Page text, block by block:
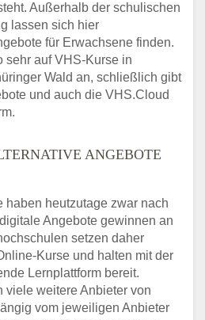
Außerhalb der schulischen
lassen sich hier
für Erwachsene finden.
sehr auf VHS-Kurse in
Wald an, schließlich gibt
und auch die VHS.Cloud
ANGEBOTE
haben heutzutage zwar nach
Angebote gewinnen an
setzen daher
Kurse und halten mit der
Lernplattform bereit.
viele weitere Anbieter von
vom jeweiligen Anbieter